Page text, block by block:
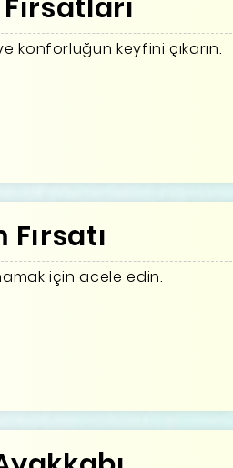
konforluğun keyfini çıkarın.
için acele edin.